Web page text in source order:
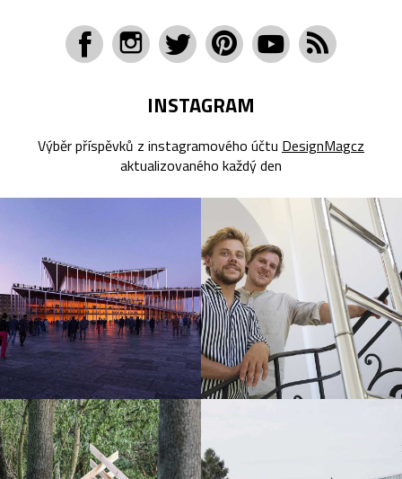
INSTAGRAM
Výběr příspěvků z instagramového účtu DesignMagcz
aktualizovaného každý den